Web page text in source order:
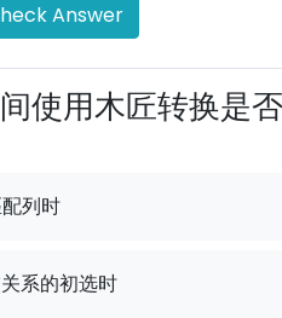
Answer
使用木匠转换是
列时
系的初选时